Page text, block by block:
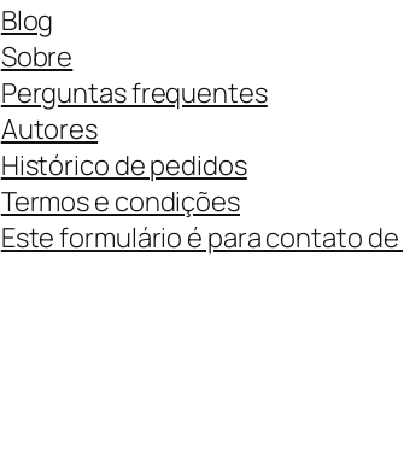
Blog
Sobre
Perguntas frequentes
Autores
Histórico de pedidos
Termos e condições
Este formulário é para contato